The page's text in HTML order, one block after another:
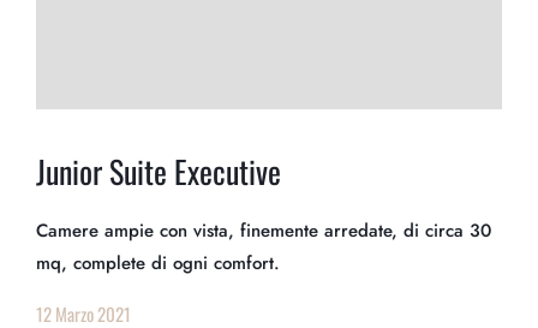
Junior Suite Executive
Camere ampie con vista, finemente arredate, di circa 30
mq, complete di ogni comfort.
12 Marzo 2021